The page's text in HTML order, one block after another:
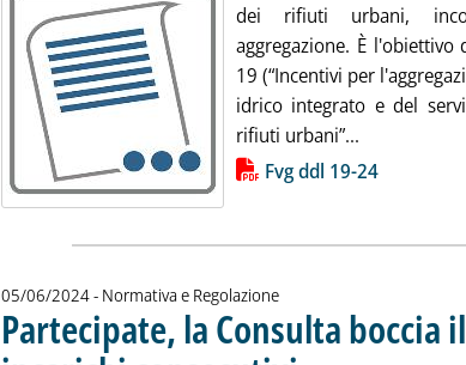
dei rifiuti urbani,
aggregazione. È
19 (“Incentivi per
idrico integrato e del
rifiuti urbani”... Leggi
Lista allegati PDF alla notizia
Fvg ddl 19-24
05/06/2024- Normativa e Regolazione
Partecipate, la Consulta boccia
. Sottotitolo: